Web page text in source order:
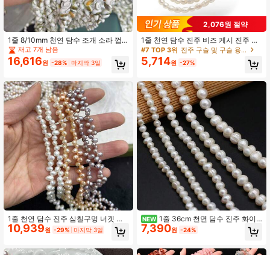
1줄 8/10mm 천연 담수 조개 소라 껍
질 둥근 나사 구슬 주얼리 제작 DIY 목
걸이 팔찌 귀걸이 액세서리 웨딩
재고 7개 남음
16,616원 -28% 마지막 3일
1줄 천연 담수 진주 삼칠구멍 너겟 진
주 구슬 주얼리 제작 DIY 여성 남성 목
걸이 팔찌 수공예 액세서리
10,939원 -29% 마지막 3일
2,076원 절약
1줄 천연 담수 진주 비즈 케시 진주 바
로크 격리 루스 비즈 주얼리 제작 DIY
패션 팔찌 목걸이 액세서리용
#7 TOP 3위 진주 구슬 및 구슬 용품
5,714원 -27%
NEW 1줄 36cm 천연 담수 진주 화이
트 거의 둥근 진주 비즈 주얼리 제작 D
IY 여성 남성 목걸이 팔찌 수공예 액세
7,390원 -24%